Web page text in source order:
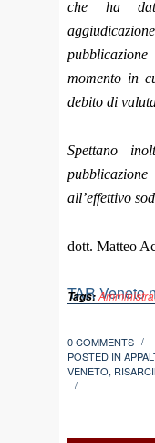
che ha
momento in
debito di
Spettano
all’effettivo
dott. Matteo
TAR Veneto
Tags:
0 COMMENTS /
POSTED IN
VENETO,
/